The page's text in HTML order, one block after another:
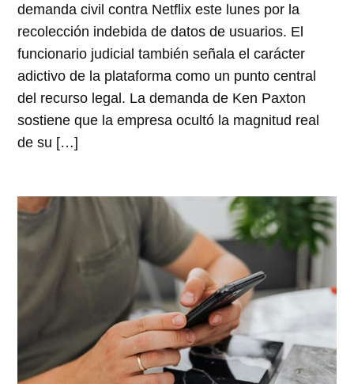
demanda civil contra Netflix este lunes por la
recolección indebida de datos de usuarios. El
funcionario judicial también señala el carácter
adictivo de la plataforma como un punto central
del recurso legal. La demanda de Ken Paxton
sostiene que la empresa ocultó la magnitud real
de su […]